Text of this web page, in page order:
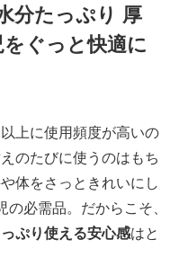
分たっぷり 厚
ぐっと快適に
上に使用頻度が高いの
のたびに使うのはもち
体をさっときれいにし
必需品。だからこそ、
ぷり使える安心感はと